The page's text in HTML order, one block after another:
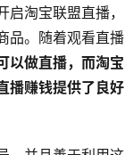
启淘宝联盟直播，
品。随着观看直播
以做直播，而淘宝
播赚钱提供了良好